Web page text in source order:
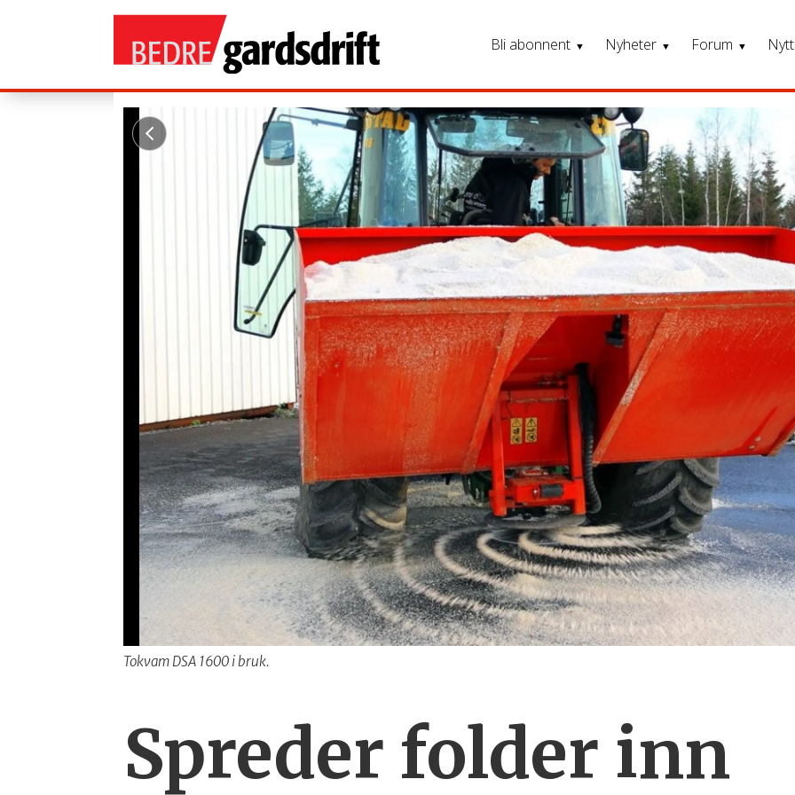
Bli abonnent Nyheter Forum
Tokvam DSA 1600 i bruk.
Spreder folder inn